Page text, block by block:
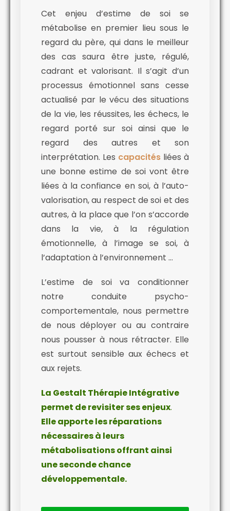
Cet enjeu d’estime de soi se
métabolise en premier lieu sous le
regard du père, qui dans le meilleur
des cas saura être juste, régulé,
cadrant et valorisant. Il s’agit d’un
processus émotionnel sans cesse
actualisé par le vécu des situations
de la vie, les réussites, les échecs, le
regard porté sur soi ainsi que le
regard des autres et son
interprétation. Les capacités liées à
une bonne estime de soi vont être
liées à la confiance en soi, à l’auto-
valorisation, au respect de soi et des
autres, à la place que l’on s’accorde
dans la vie, à la régulation
émotionnelle, à l’image se soi, à
l’adaptation à l’environnement …
L’estime de soi va conditionner
notre conduite psycho-
comportementale, nous permettre
de nous déployer ou au contraire
nous pousser à nous rétracter. Elle
est surtout sensible aux échecs et
aux rejets.
La Gestalt Thérapie Intégrative
permet de revisiter ses enjeux.
Elle apporte les réparations
nécessaires à leurs
métabolisations offrant ainsi
une seconde chance
développementale.